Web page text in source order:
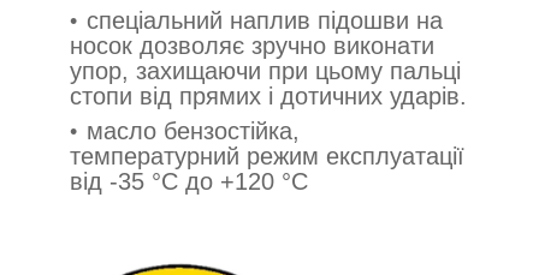
спеціальний наплив підошви на
носок дозволяє зручно виконати
упор, захищаючи при цьому пальці
стопи від прямих і дотичних ударів.
масло бензостійка,
температурний режим експлуатації
від -35 °C до +120 °C